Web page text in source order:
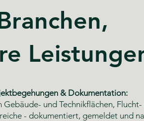
& Dokumentation:
und Technikflächen,
- dokumentiert, gemeldet und